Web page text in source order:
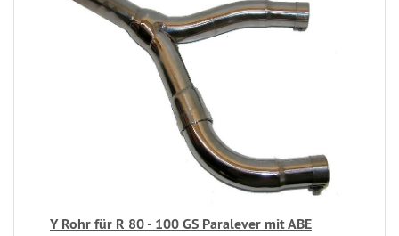
Y Rohr für R 80 - 100 GS Paralever mit ABE